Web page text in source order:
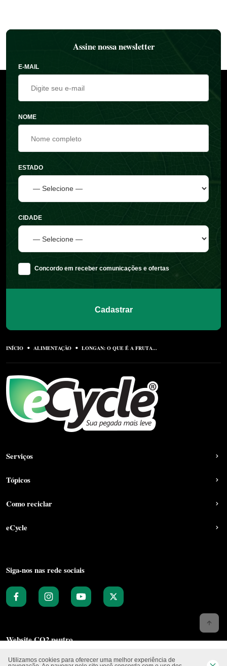
Assine nossa newsletter
E-MAIL
NOME
ESTADO
CIDADE
Concordo em receber comunicações e ofertas
Cadastrar
INÍCIO ALIMENTAÇÃO LONGAN: O QUE É A FRUTA...
Serviços
Tópicos
Como reciclar
eCycle
Siga-nos nas rede sociais
Website CO2 neutro
Utilizamos cookies para oferecer uma melhor experiência de